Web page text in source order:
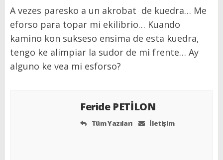
A vezes paresko a un akrobat de kuedra… Me
eforso para topar mi ekilibrio… Kuando
kamino kon sukseso ensima de esta kuedra,
tengo ke alimpiar la sudor de mi frente… Ay
alguno ke vea mi esforso?
Feride PETİLON
Tüm Yazıları İletişim